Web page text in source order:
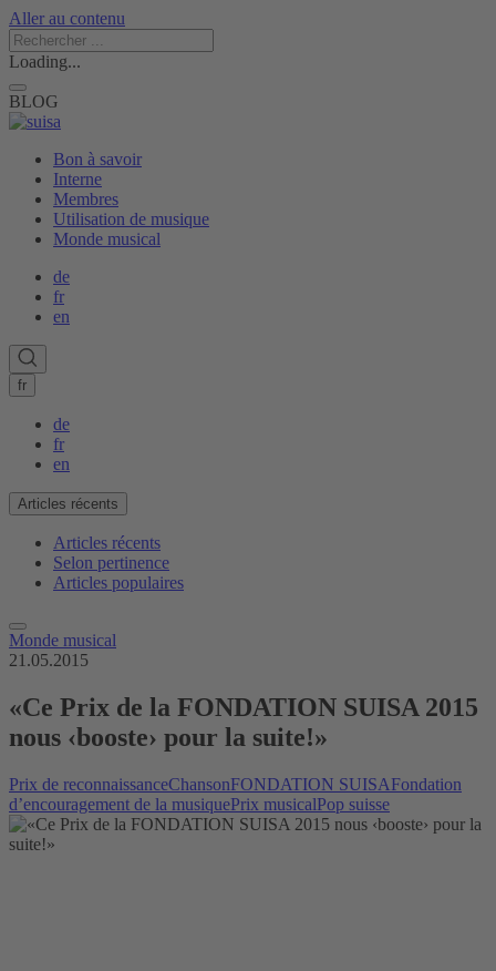
Aller au contenu
Loading...
BLOG
Bon à savoir
Interne
Membres
Utilisation de musique
Monde musical
de
fr
en
fr
de
fr
en
Articles récents
Articles récents
Selon pertinence
Articles populaires
Monde musical
21.05.2015
«Ce Prix de la FONDATION SUISA 2015
nous ‹booste› pour la suite!»
Prix de reconnaissanceChansonFONDATION SUISAFondation
d’encouragement de la musiquePrix musicalPop suisse